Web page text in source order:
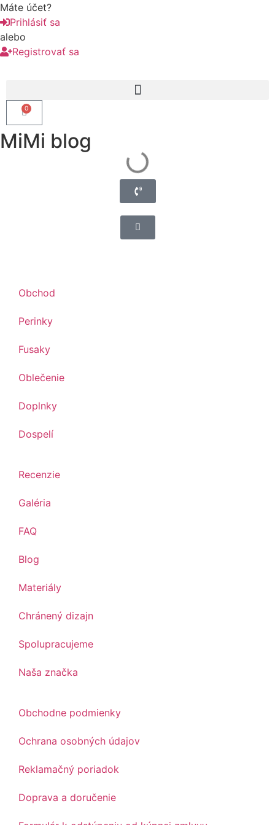
Máte účet?
Prihlásiť sa
alebo
Registrovať sa
0
MiMi blog
Obchod
Perinky
Fusaky
Oblečenie
Doplnky
Dospelí
Recenzie
Galéria
FAQ
Blog
Materiály
Chránený dizajn
Spolupracujeme
Naša značka
Obchodne podmienky
Ochrana osobných údajov
Reklamačný poriadok
Doprava a doručenie